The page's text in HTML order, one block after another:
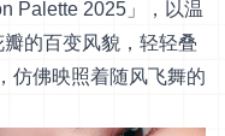
Palette 2025」，以温
的百变风貌，轻轻叠
仿佛映照着随风飞舞的